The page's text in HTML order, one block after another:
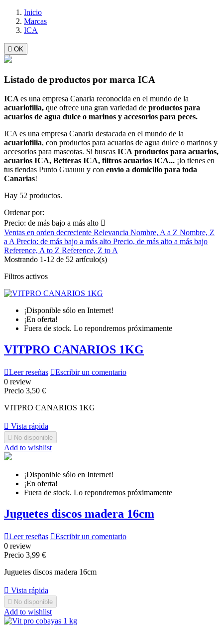
Inicio
Marcas
ICA
 OK
Listado de productos por marca ICA
ICAes una empresa Canaria reconocida en el mundo de la
acuariofilia, que ofrece una gran variedad de productos para
acuarios de agua dulce o marinos y accesorios para peces.
ICA es una empresa Canaria destacada en el mundo de la
acuariofilia, con productos para acuarios de agua dulce o marinos y
accesorios para mascotas. Si buscas ICA productos para acuarios,
acuarios ICA, Betteras ICA, filtros acuarios ICA... ¡lo tienes en
tus tiendas Punto Guauuu y con envío a domicilio para toda
Canarias!
Hay 52 productos.
Ordenar por:
Precio: de más bajo a más alto 
Ventas en orden decreciente Relevancia Nombre, A a Z Nombre, Z
a APrecio: de más bajo a más alto Precio, de más alto a más bajo
Reference, A to Z Reference, Z to A
Mostrando 1-12 de 52 artículo(s)
Filtros activos
¡Disponible sólo en Internet!
¡En oferta!
Fuera de stock. Lo repondremos próximamente
VITPRO CANARIOS 1KG
Leer reseñas Escribir un comentario
0 review
Precio 3,50 €
VITPRO CANARIOS 1KG
 Vista rápida
 No disponible
Add to wishlist
¡Disponible sólo en Internet!
¡En oferta!
Fuera de stock. Lo repondremos próximamente
Juguetes discos madera 16cm
Leer reseñas Escribir un comentario
0 review
Precio 3,99 €
Juguetes discos madera 16cm
 Vista rápida
 No disponible
Add to wishlist